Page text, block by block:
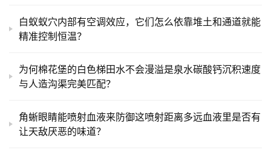
白蚁蚁穴内部有空调效应，它们怎么依靠堆土和通道就能
精准控制恒温？
为何棉花堡的白色梯田水不会漫溢是泉水碳酸钙沉积速度
与人造沟渠完美匹配？
角蜥眼睛能喷射血液来防御这喷射距离多远血液里是否有
让天敌厌恶的味道？